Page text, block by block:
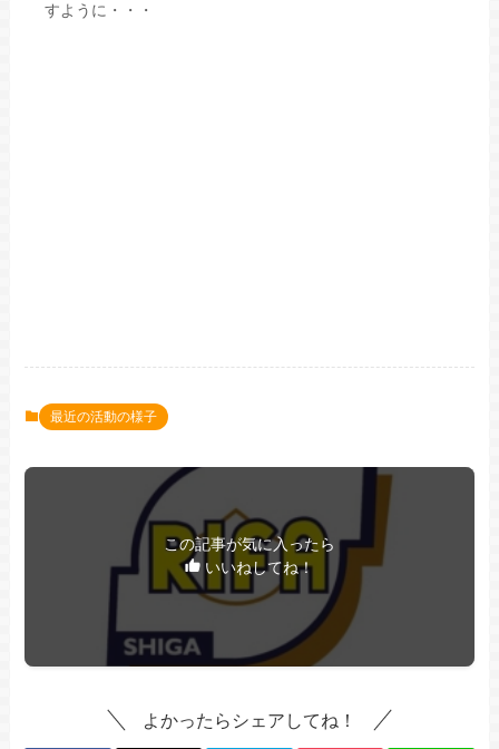
すように・・・
最近の活動の様子
この記事が気に入ったら
いいねしてね！
よかったらシェアしてね！